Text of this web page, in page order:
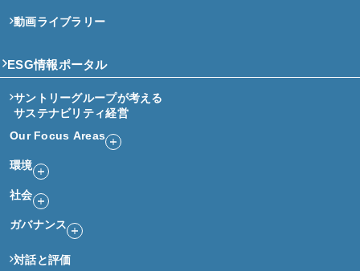
動画ライブラリー
ESG情報ポータル
サントリーグループが考える
サステナビリティ経営
Our Focus Areas
環境
社会
ガバナンス
対話と評価